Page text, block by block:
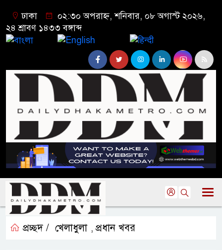
ঢাকা
০২:৩০ অপরাহ্ন, শনিবার, ০৮ অগাস্ট ২০২৬,
২৪ শ্রাবণ ১৪৩৩ বঙ্গাব্দ
প্রচ্ছদ / খেলাধুলা , প্রধান খবর